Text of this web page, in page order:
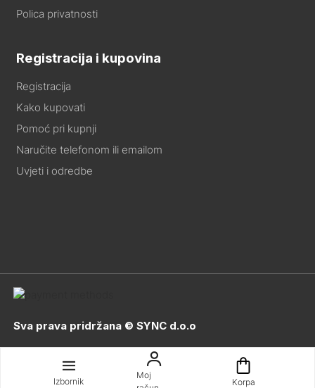
Izbornik
Moj
Korpa
Polica privatnosti
Registracija i kupovina
Registracija
Kako kupovati
Pomoć pri kupnji
Naručite telefonom ili emailom
Uvjeti i odredbe
Sva prava pridržana © SYNC d.o.o